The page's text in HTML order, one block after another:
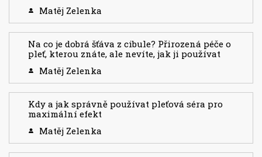
Matěj Zelenka
Na co je dobrá šťáva z cibule? Přirozená péče o
pleť, kterou znáte, ale nevíte, jak ji používat
Matěj Zelenka
Kdy a jak správně používat pleťová séra pro
maximální efekt
Matěj Zelenka